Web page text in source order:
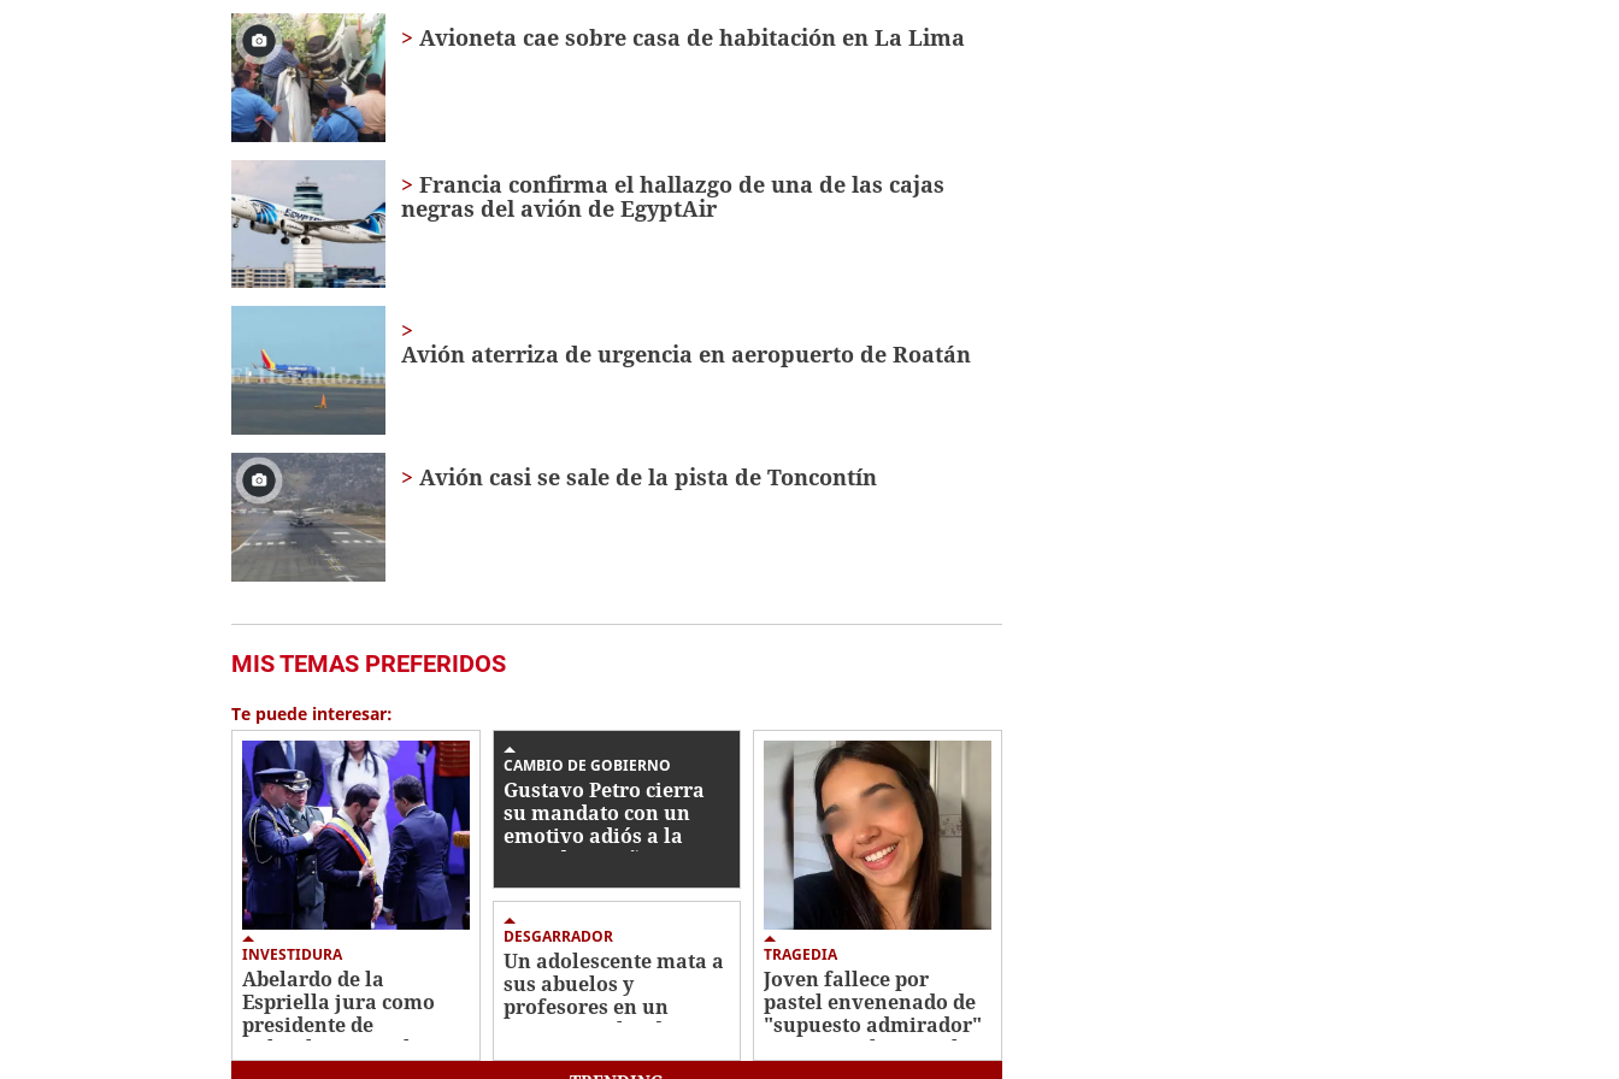
secondsVolume
0%
Avioneta cae sobre casa de habitación en La Lima
Francia confirma el hallazgo de una de las cajas
negras del avión de EgyptAir
Avión aterriza de urgencia en aeropuerto de Roatán
Avión casi se sale de la pista de Toncontín
MIS TEMAS PREFERIDOS
Te puede interesar:
INVESTIDURA
Abelardo de la
Espriella jura como
presidente de
Colombia para el
CAMBIO DE GOBIERNO
Gustavo Petro cierra
su mandato con un
emotivo adiós a la
Casa de Nariño
DESGARRADOR
Un adolescente mata a
sus abuelos y
profesores en un
tiroteo escolar de
TRAGEDIA
Joven fallece por
pastel envenenado de
"supuesto admirador"
en Sao Paulo, Brasil